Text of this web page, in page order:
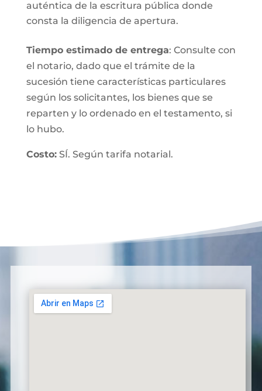
auténtica de la escritura pública donde
consta la diligencia de apertura.
Tiempo estimado de entrega: Consulte con
el notario, dado que el trámite de la
sucesión tiene características particulares
según los solicitantes, los bienes que se
reparten y lo ordenado en el testamento, si
lo hubo.
Costo:SÍ. Según tarifa notarial.